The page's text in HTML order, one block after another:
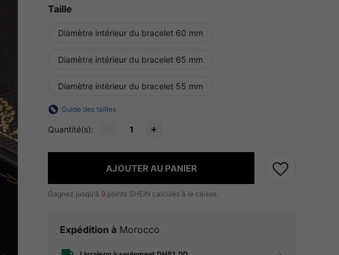
Taille
Diamètre intérieur du bracelet 60 mm
Diamètre intérieur du bracelet 65 mm
Diamètre intérieur du bracelet 55 mm
Guide des tailles
Quantité(s):
AJOUTER AU PANIER
Gagnez jusqu'à 9 points SHEIN calculés à la caisse.
Expédition à Morocco